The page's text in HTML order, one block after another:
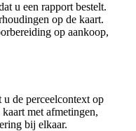
u een rapport bestelt.
op de kaart.
op aankoop,
de perceelcontext op
met afmetingen,
bij elkaar.